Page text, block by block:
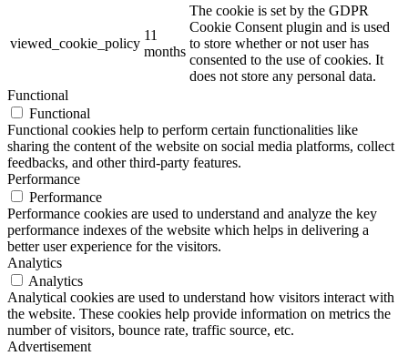
viewed_cookie_policy
11
months
The cookie is set by the GDPR
Cookie Consent plugin and is used
to store whether or not user has
consented to the use of cookies. It
does not store any personal data.
Functional
Functional
Functional cookies help to perform certain functionalities like
sharing the content of the website on social media platforms, collect
feedbacks, and other third-party features.
Performance
Performance
Performance cookies are used to understand and analyze the key
performance indexes of the website which helps in delivering a
better user experience for the visitors.
Analytics
Analytics
Analytical cookies are used to understand how visitors interact with
the website. These cookies help provide information on metrics the
number of visitors, bounce rate, traffic source, etc.
Advertisement